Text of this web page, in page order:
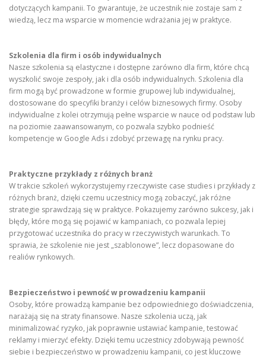
dotyczących kampanii. To gwarantuje, że uczestnik nie zostaje sam z
wiedzą, lecz ma wsparcie w momencie wdrażania jej w praktyce.
Szkolenia dla firm i osób indywidualnych
Nasze szkolenia są elastyczne i dostępne zarówno dla firm, które chcą
wyszkolić swoje zespoły, jak i dla osób indywidualnych. Szkolenia dla
firm mogą być prowadzone w formie grupowej lub indywidualnej,
dostosowane do specyfiki branży i celów biznesowych firmy. Osoby
indywidualne z kolei otrzymują pełne wsparcie w nauce od podstaw lub
na poziomie zaawansowanym, co pozwala szybko podnieść
kompetencje w Google Ads i zdobyć przewagę na rynku pracy.
Praktyczne przykłady z różnych branż
W trakcie szkoleń wykorzystujemy rzeczywiste case studies i przykłady z
różnych branż, dzięki czemu uczestnicy mogą zobaczyć, jak różne
strategie sprawdzają się w praktyce. Pokazujemy zarówno sukcesy, jak i
błędy, które mogą się pojawić w kampaniach, co pozwala lepiej
przygotować uczestnika do pracy w rzeczywistych warunkach. To
sprawia, że szkolenie nie jest „szablonowe”, lecz dopasowane do
realiów rynkowych.
Bezpieczeństwo i pewność w prowadzeniu kampanii
Osoby, które prowadzą kampanie bez odpowiedniego doświadczenia,
narażają się na straty finansowe. Nasze szkolenia uczą, jak
minimalizować ryzyko, jak poprawnie ustawiać kampanie, testować
reklamy i mierzyć efekty. Dzięki temu uczestnicy zdobywają pewność
siebie i bezpieczeństwo w prowadzeniu kampanii, co jest kluczowe